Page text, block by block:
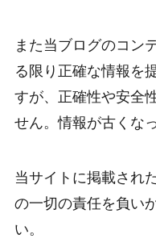
また当ブログのコン
る限り正確な情報を
すが、正確性や安全
せん。情報が古くな
当サイトに掲載され
の一切の責任を負い
い。